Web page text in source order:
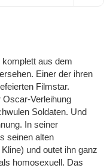
aus dem
Einer der ihren
Filmstar.
Verleihung
Soldaten. Und
In seiner
seinen alten
und outet ihn ganz
homosexuell. Das